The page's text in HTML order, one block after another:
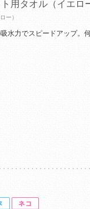
用タオル（イエロ
ー）
水力でスピードアップ。